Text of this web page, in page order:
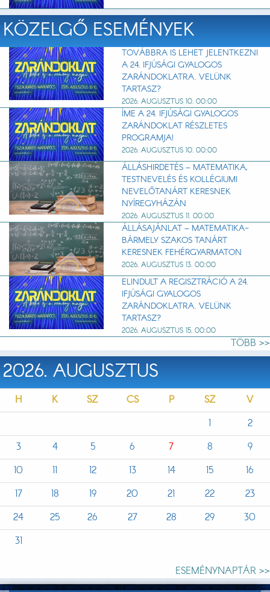
KÖZELGŐ ESEMÉNYEK
TOVÁBBRA IS LEHET JELENTKEZNI
A 24. IFJÚSÁGI GYALOGOS
ZARÁNDOKLATRA. VELÜNK
TARTASZ?
2026. AUGUSZTUS 10. 00:00
ÍME A 24. IFJÚSÁGI GYALOGOS
ZARÁNDOKLAT RÉSZLETES
PROGRAMJA!
2026. AUGUSZTUS 10. 00:00
ÁLLÁSHIRDETÉS – MATEMATIKA,
TESTNEVELÉS ÉS KOLLÉGIUMI
NEVELŐTANÁRT KERESNEK
NYÍREGYHÁZÁN
2026. AUGUSZTUS 11. 00:00
ÁLLÁSAJÁNLAT – MATEMATIKA-
BÁRMELY SZAKOS TANÁRT
KERESNEK FEHÉRGYARMATON
2026. AUGUSZTUS 13. 00:00
ELINDULT A REGISZTRÁCIÓ A 24.
IFJÚSÁGI GYALOGOS
ZARÁNDOKLATRA. VELÜNK
TARTASZ?
2026. AUGUSZTUS 15. 00:00
TÖBB >>
2026. AUGUSZTUS
H K SZ CS P SZ
V
1
2
3
4 5 6 7 8
9
10
11 12 13 14 15
16
17
18 19 20 21 22
23
24
25 26 27 28 29
30
31
ESEMÉNYNAPTÁR >>